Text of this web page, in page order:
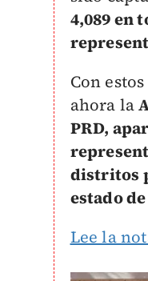
4,089 en
Con
ahora la
PRD,
distritos
estado
Lee la